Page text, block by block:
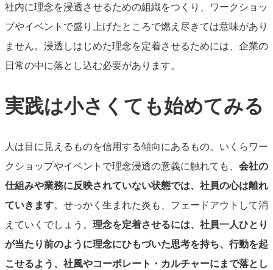
社内に理念を浸透させるための組織をつくり、ワークショッ
プやイベントで盛り上げたところで燃え尽きては意味があり
ません。浸透しはじめた理念を定着させるためには、企業の
日常の中に落とし込む必要があります。
実践は小さくても始めてみる
人は目に見えるものを信用する傾向にあるもの。いくらワー
クショップやイベントで理念浸透の意義に触れても、 会社の
仕組みや業務に反映されていない状態では、社員の心は離れ
ていきます。 せっかく生まれた炎も、フェードアウトして消
えていくでしょう。 理念を定着させるには、社員一人ひとり
が当たり前のように理念にひもづいた思考を持ち、行動を起
こせるよう、社風やコーポレート・カルチャーにまで落とし